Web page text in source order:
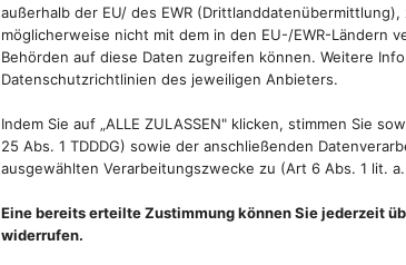
außerhalb der EU/ des EWR
möglicherweise nicht mit dem in den EU-/EWR-Ländern
Behörden auf diese Daten zugreifen können. Weitere
Datenschutzrichtlinien des jeweiligen Anbieters.
Indem Sie auf „ALLE ZULASSEN" klicken, stimmen Sie
25 Abs. 1 TDDDG) sowie der anschließenden
ausgewählten Verarbeitungszwecke zu (Art 6 Abs. 1 lit. a.
Eine bereits erteilte Zustimmung können Sie jederzeit
widerrufen.